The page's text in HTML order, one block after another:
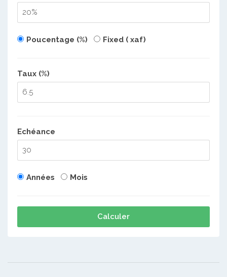
Poucentage (%) Fixed ( xaf)
Taux (%)
Echéance
Années Mois
Calculer